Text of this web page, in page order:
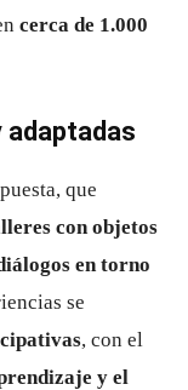
cerca de 1.000
que
con objetos
en torno
se
, con el
y el